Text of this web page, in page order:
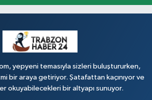
yepyeni temasıyla sizleri buluştururken,
bir araya getiriyor. Şatafattan kaçınıyor ve
okuyabilecekleri bir altyapı sunuyor.